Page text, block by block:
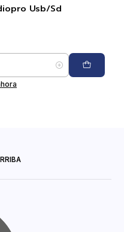
Usb/Sd